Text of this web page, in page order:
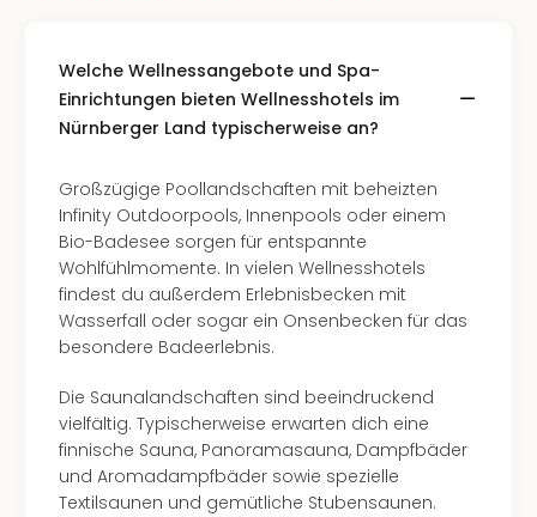
Welche Wellnessangebote und Spa-
Einrichtungen bieten Wellnesshotels im
Nürnberger Land typischerweise an?
Großzügige Poollandschaften mit beheizten
Infinity Outdoorpools, Innenpools oder einem
Bio-Badesee sorgen für entspannte
Wohlfühlmomente. In vielen Wellnesshotels
findest du außerdem Erlebnisbecken mit
Wasserfall oder sogar ein Onsenbecken für das
besondere Badeerlebnis.
Die Saunalandschaften sind beeindruckend
vielfältig. Typischerweise erwarten dich eine
finnische Sauna, Panoramasauna, Dampfbäder
und Aromadampfbäder sowie spezielle
Textilsaunen und gemütliche Stubensaunen.